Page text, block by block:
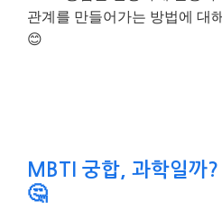
관계를 만들어가는 방법에 대
😊
MBTI 궁합, 과학일까
🤔